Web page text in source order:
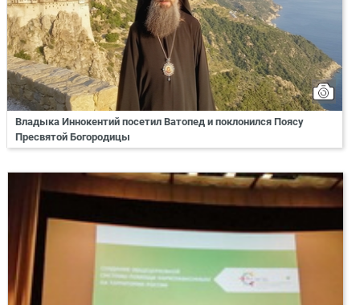
Владыка Иннокентий посетил Ватопед и поклонился Поясу
Пресвятой Богородицы